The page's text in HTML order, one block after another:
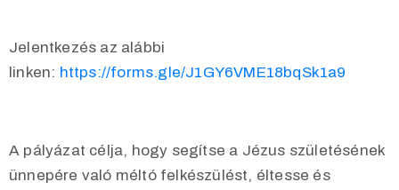
Jelentkezés az alábbi
linken: https://forms.gle/J1GY6VME18bqSk1a9
A pályázat célja, hogy segítse a Jézus születésének
ünnepére való méltó felkészülést, éltesse és